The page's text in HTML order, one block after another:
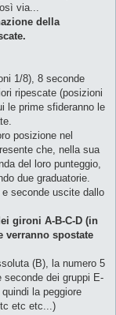
via...
della
1/8), 8 seconde
ripescate (posizioni
le prime sfideranno le
posizione nel
che, nella sua
del loro punteggio,
due graduatorie.
seconde uscite dallo
gironi A-B-C-D (in
verranno spostate
(B), la numero 5
seconde dei gruppi E-
la peggiore
etc etc...)